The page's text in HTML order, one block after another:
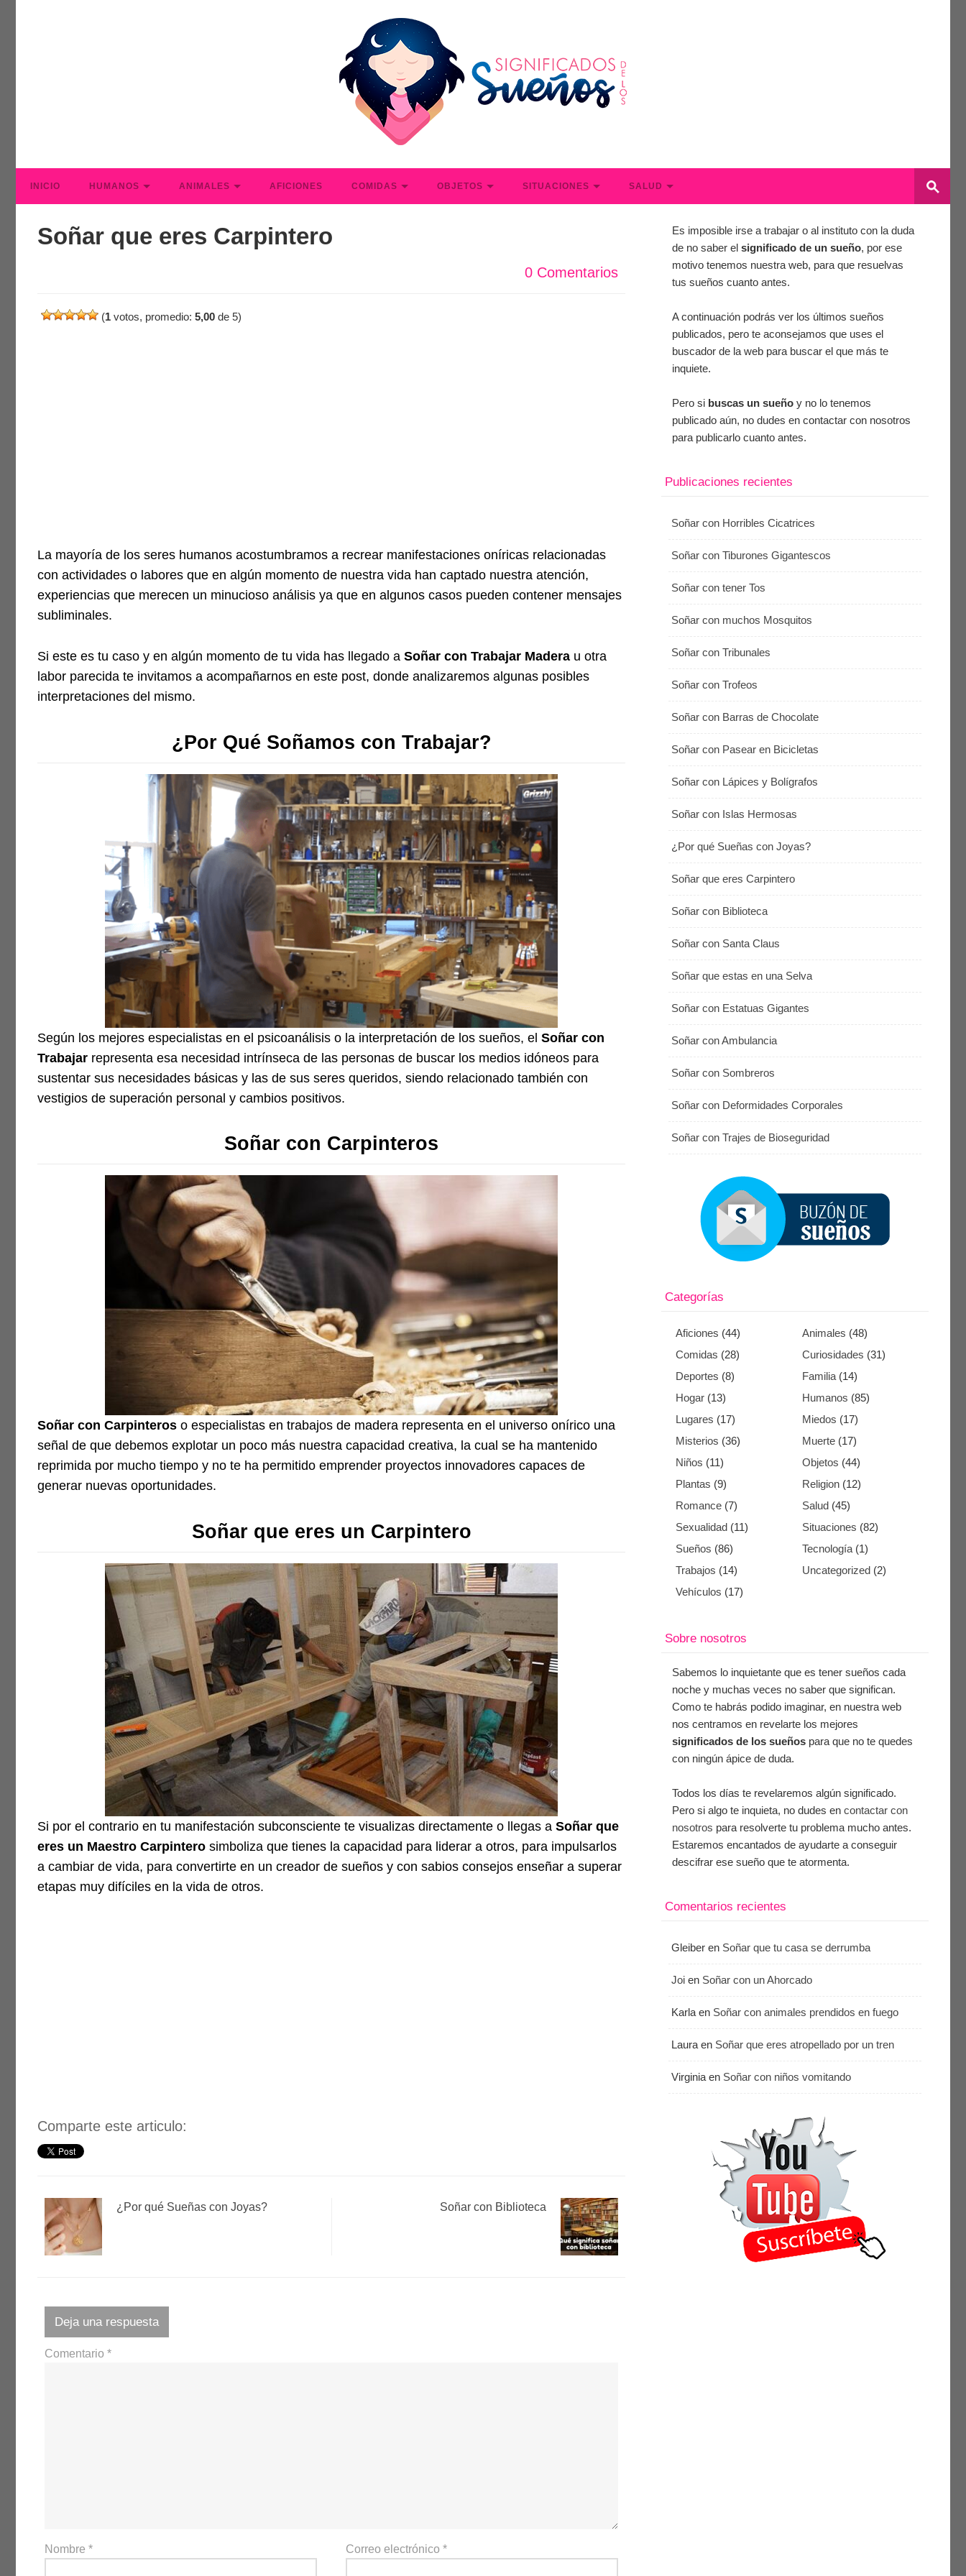
INICIO HUMANOS ANIMALES AFICIONES COMIDAS OBJETOS SITUACIONES SALUD
Soñar que eres Carpintero
0 Comentarios
(1 votos, promedio: 5,00 de 5)
La mayoría de los seres humanos acostumbramos a recrear manifestaciones oníricas relacionadas
con actividades o labores que en algún momento de nuestra vida han captado nuestra atención,
experiencias que merecen un minucioso análisis ya que en algunos casos pueden contener mensajes
subliminales.
Si este es tu caso y en algún momento de tu vida has llegado a Soñar con Trabajar Madera u otra
labor parecida te invitamos a acompañarnos en este post, donde analizaremos algunas posibles
interpretaciones del mismo.
¿Por Qué Soñamos con Trabajar?
Según los mejores especialistas en el psicoanálisis o la interpretación de los sueños, el Soñar con
Trabajar representa esa necesidad intrínseca de las personas de buscar los medios idóneos para
sustentar sus necesidades básicas y las de sus seres queridos, siendo relacionado también con
vestigios de superación personal y cambios positivos.
Soñar con Carpinteros
Soñar con Carpinteros o especialistas en trabajos de madera representa en el universo onírico una
señal de que debemos explotar un poco más nuestra capacidad creativa, la cual se ha mantenido
reprimida por mucho tiempo y no te ha permitido emprender proyectos innovadores capaces de
generar nuevas oportunidades.
Soñar que eres un Carpintero
Si por el contrario en tu manifestación subconsciente te visualizas directamente o llegas a Soñar que
eres un Maestro Carpintero simboliza que tienes la capacidad para liderar a otros, para impulsarlos
a cambiar de vida, para convertirte en un creador de sueños y con sabios consejos enseñar a superar
etapas muy difíciles en la vida de otros.
Comparte este articulo:
¿Por qué Sueñas con Joyas? Soñar con Biblioteca
Deja una respuesta
Comentario *
Nombre * Correo electrónico *
Es imposible irse a trabajar o al instituto con la duda
de no saber el significado de un sueño, por ese
motivo tenemos nuestra web, para que resuelvas
tus sueños cuanto antes.
A continuación podrás ver los últimos sueños
publicados, pero te aconsejamos que uses el
buscador de la web para buscar el que más te
inquiete.
Pero si buscas un sueño y no lo tenemos
publicado aún, no dudes en contactar con nosotros
para publicarlo cuanto antes.
Publicaciones recientes
Soñar con Horribles Cicatrices
Soñar con Tiburones Gigantescos
Soñar con tener Tos
Soñar con muchos Mosquitos
Soñar con Tribunales
Soñar con Trofeos
Soñar con Barras de Chocolate
Soñar con Pasear en Bicicletas
Soñar con Lápices y Bolígrafos
Soñar con Islas Hermosas
¿Por qué Sueñas con Joyas?
Soñar que eres Carpintero
Soñar con Biblioteca
Soñar con Santa Claus
Soñar que estas en una Selva
Soñar con Estatuas Gigantes
Soñar con Ambulancia
Soñar con Sombreros
Soñar con Deformidades Corporales
Soñar con Trajes de Bioseguridad
Categorías
Aficiones (44) Animales (48)
Comidas (28) Curiosidades (31)
Deportes (8) Familia (14)
Hogar (13) Humanos (85)
Lugares (17) Miedos (17)
Misterios (36) Muerte (17)
Niños (11) Objetos (44)
Plantas (9) Religion (12)
Romance (7) Salud (45)
Sexualidad (11) Situaciones (82)
Sueños (86) Tecnología (1)
Trabajos (14) Uncategorized (2)
Vehículos (17)
Sobre nosotros
Sabemos lo inquietante que es tener sueños cada
noche y muchas veces no saber que significan.
Como te habrás podido imaginar, en nuestra web
nos centramos en revelarte los mejores
significados de los sueños para que no te quedes
con ningún ápice de duda.
Todos los días te revelaremos algún significado.
Pero si algo te inquieta, no dudes en contactar con
nosotros para resolverte tu problema mucho antes.
Estaremos encantados de ayudarte a conseguir
descifrar ese sueño que te atormenta.
Comentarios recientes
Gleiber en Soñar que tu casa se derrumba
Joi en Soñar con un Ahorcado
Karla en Soñar con animales prendidos en fuego
Laura en Soñar que eres atropellado por un tren
Virginia en Soñar con niños vomitando